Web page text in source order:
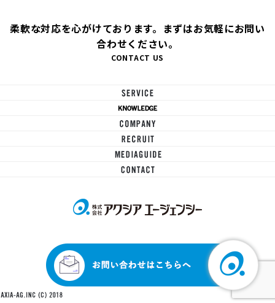
柔軟な対応を心がけております。まずはお気軽にお問い
合わせください。
CONTACT US